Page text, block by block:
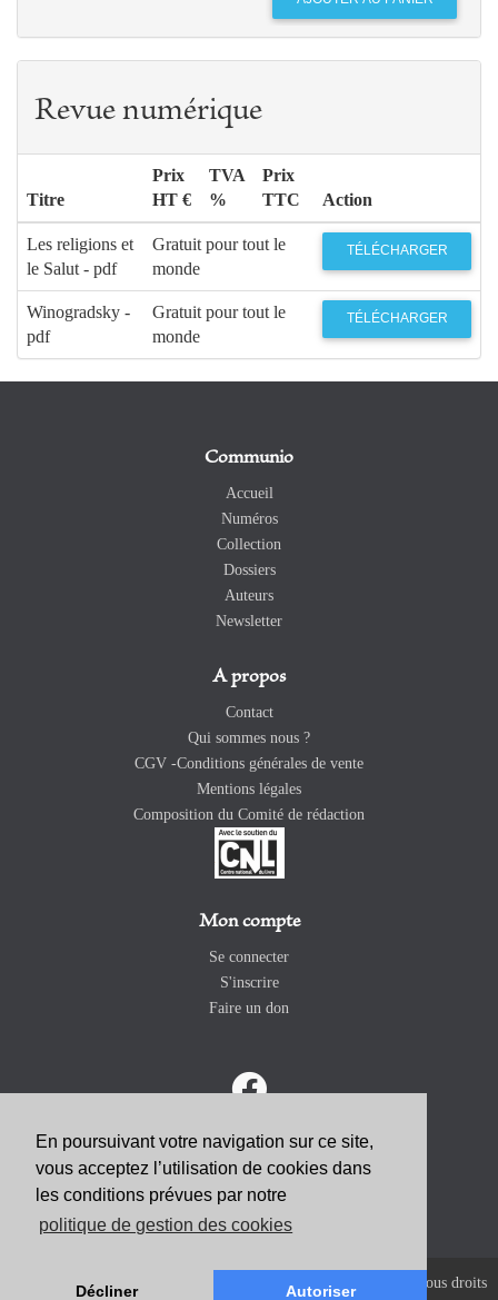
En poursuivant votre navigation sur ce site,
vous acceptez l’utilisation de cookies dans
les conditions prévues par notre
politique de gestion des cookies
Décliner Autoriser
Revue numérique
Titre
Prix
HT €
TVA
%
Prix
TTC
Action
Les religions et
le Salut - pdf
Gratuit pour tout le
monde
TÉLÉCHARGER
Winogradsky -
pdf
Gratuit pour tout le
monde
TÉLÉCHARGER
Communio
Accueil
Numéros
Collection
Dossiers
Auteurs
Newsletter
A propos
Contact
Qui sommes nous ?
CGV -Conditions générales de vente
Mentions légales
Composition du Comité de rédaction
Mon compte
Se connecter
S'inscrire
Faire un don
ABONNEZ-VOUS
Copyright 2026 Revue Catholique Internationale COMMUNIO. Tous droits